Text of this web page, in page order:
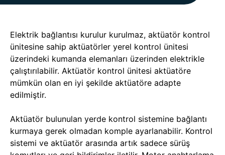
Elektrik bağlantısı kurulur kurulmaz, aktüatör kontrol
ünitesine sahip aktüatörler yerel kontrol ünitesi
üzerindeki kumanda elemanları üzerinden elektrikle
çalıştırılabilir. Aktüatör kontrol ünitesi aktüatöre
mümkün olan en iyi şekilde aktüatöre adapte
edilmiştir.
Aktüatör bulunulan yerde kontrol sistemine bağlantı
kurmaya gerek olmadan komple ayarlanabilir. Kontrol
sistemi ve aktüatör arasında artık sadece sürüş